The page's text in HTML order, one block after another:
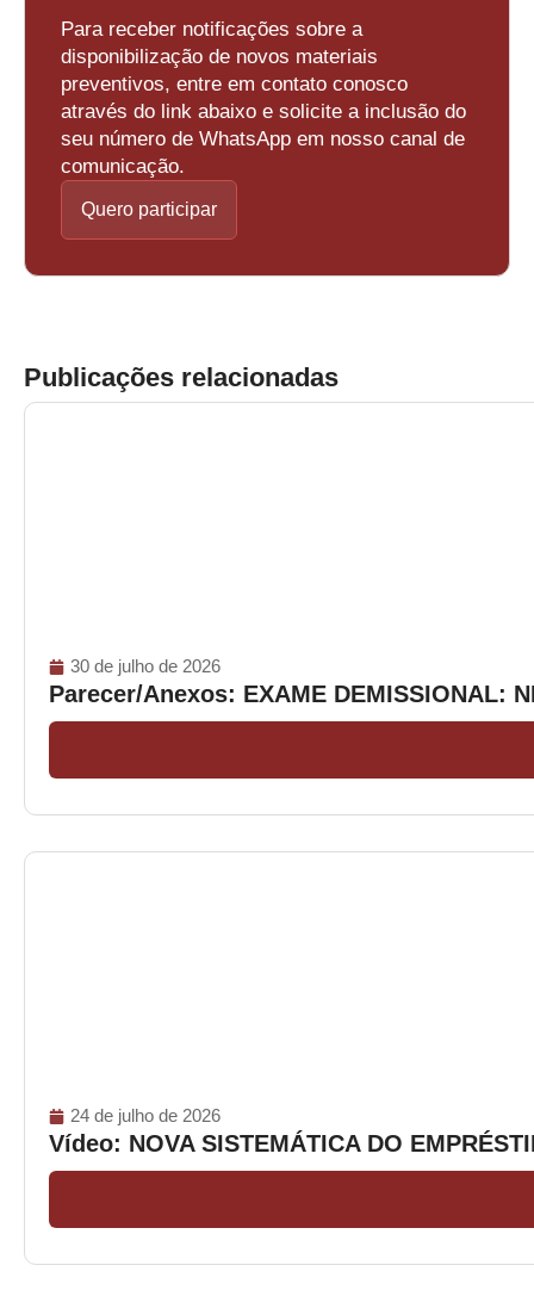
Para receber notificações sobre a
disponibilização de novos materiais
preventivos, entre em contato conosco
através do link abaixo e solicite a inclusão do
seu número de WhatsApp em nosso canal de
comunicação.
Quero participar
Publicações relacionadas
30 de julho de 2026
Parecer/Anexos: EXAME DEMISSIONAL:
24 de julho de 2026
Vídeo: NOVA SISTEMÁTICA DO